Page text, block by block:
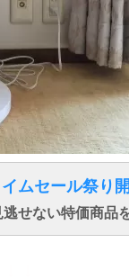
ムセール祭り開
せない特価商品